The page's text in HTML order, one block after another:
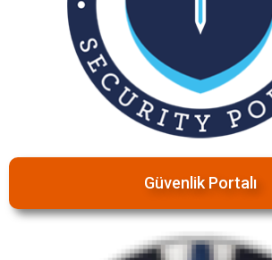
Güvenlik Portalı